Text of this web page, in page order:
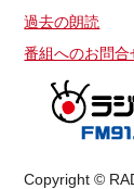
過去の朗読
番組へのお問合
Copyright ©